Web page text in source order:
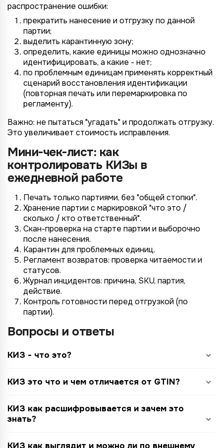
распространение ошибки:
прекратить нанесение и отгрузку по данной
партии;
выделить карантинную зону;
определить, какие единицы можно однозначно
идентифицировать, а какие - нет;
по проблемным единицам применять корректный
сценарий восстановления идентификации
(повторная печать или перемаркировка по
регламенту).
Важно: не пытаться "угадать" и продолжать отгрузку.
Это увеличивает стоимость исправления.
Мини-чек-лист: как
контролировать КИЗы в
ежедневной работе
Печать только партиями, без "общей стопки".
Хранение партии с маркировкой "что это /
сколько / кто ответственный".
Скан-проверка на старте партии и выборочно
после нанесения.
Карантин для проблемных единиц.
Регламент возвратов: проверка читаемости и
статусов.
Журнал инцидентов: причина, SKU, партия,
действие.
Контроль готовности перед отгрузкой (по
партии).
Вопросы и ответы
КИЗ - что это?
КИЗ это что и чем отличается от GTIN?
КИЗ как расшифровывается и зачем это
знать?
КИЗ как выглядит и можно ли по внешнему